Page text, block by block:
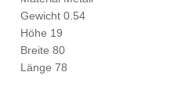
Gewicht 0.54
Höhe 19
Breite 80
Länge 78